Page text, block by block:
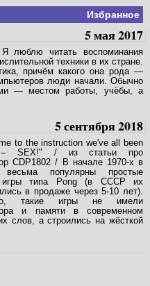
Избранное
5 мая 2017
люблю читать воспоминания
техники в их стране.
причём какого она рода —
люди начали. Обычно
— местом работы, учёбы, а
5 сентября 2018
to the instruction we've all been
SEX!" / из статьи про
CDP1802 / В начале 1970-х в
популярны простые
игры типа Pong (в СССР их
в продаже через 5-10 лет).
такие игры не имели
и памяти в современном
слов, а строились на жёсткой